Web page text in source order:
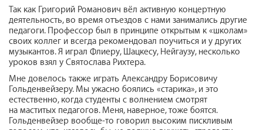
Так как Григорий Романович вёл активную концертную
деятельность, во время отъездов с нами занимались другие
педагоги. Профессор был в принципе открытым к «школам»
своих коллег и всегда рекомендовал поучиться и у других
музыкантов. Я играл Флиеру, Шацкесу, Нейгаузу, несколько
уроков взял у Святослава Рихтера.
Мне довелось также играть Александру Борисовичу
Гольденвейзеру. Мы ужасно боялись «старика», и это
естественно, когда студенты с волнением смотрят
на маститых педагогов. Меня, наверное, тоже боятся.
Гольденвейзер вообще-то говорил высоким пискливым